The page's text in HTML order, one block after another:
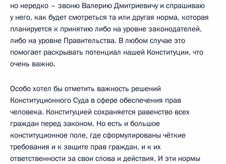
но нередко – звоню Валерию Дмитриевичу и спрашиваю
у него, как будет смотреться та или другая норма, которая
планируется к принятию либо на уровне законодателей,
либо на уровне Правительства. В любом случае это
помогает раскрывать потенциал нашей Конституции, что
очень важно.
Особо хотел бы отметить важность решений
Конституционного Суда в сфере обеспечения прав
человека. Конституцией сохраняется равенство всех
граждан перед законом. Но есть и большое
конституционное поле, где сформулированы чёткие
требования и к защите прав граждан, и к их
ответственности за свои слова и действия. И эти нормы